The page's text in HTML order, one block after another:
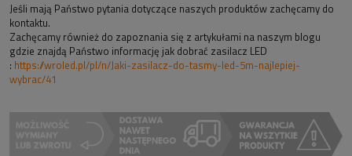
Jeśli mają Państwo pytania dotyczące naszych produktów zachęcamy do
kontaktu.
Zachęcamy również do zapoznania się z artykułami na naszym blogu
gdzie znajdą Państwo informację jak dobrać zasilacz LED
: https://wroled.pl/pl/n/Jaki-zasilacz-do-tasmy-led-5m-najlepiej-
wybrac/41